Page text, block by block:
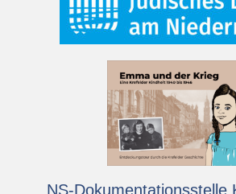
NS-Dokumentationsstelle